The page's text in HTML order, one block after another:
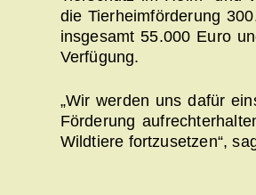
die Tierheimförderung
insgesamt 55.000 Euro
Verfügung.
„Wir werden uns dafür
Förderung
Wildtiere fortzusetzen“,